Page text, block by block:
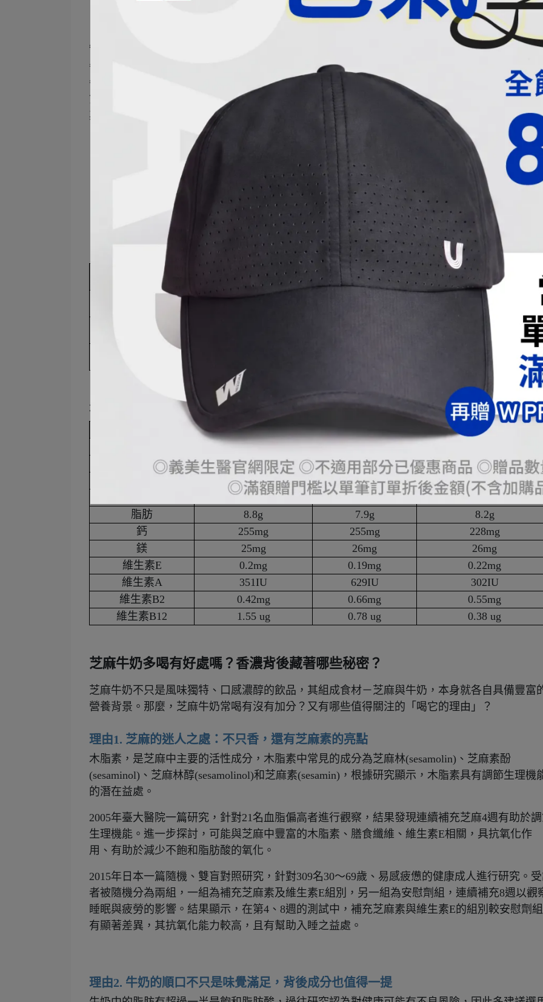
牛奶｜滑順口感背後的營養全能王
牛奶的魅力不只是濃醇滑順、好搭配，且成分組成均衡，是營養補充的理想選擇。一杯240ml的
牛奶就含有約245毫克的鈣質，早晚一杯搭配其他食物，即可達到「國人膳食營養素參考攝取
第八版中19歲以上成人的鈣質建議量，
是許多人日常補充鈣質的首選來源。除了鈣質，牛奶還
其他豐富的營養素：
蛋白質：牛奶是完全蛋白質來源，除了常見的酪蛋白、乳清蛋白外，亦含有免疫球蛋白、乳
維生素：維生素A、維生素E、維生素B2、維生素B12、葉酸
礦物質：鎂、鋅、碘、硒
根據製程不同，市面上常見的牛奶又分為鮮乳、保久乳與奶粉，雖然保存方式不同，但營養
，若考量方便性，建議可以選用保久乳或是沖泡奶粉!
定義
以生乳為原料，經加溫殺菌包裝後冷藏供飲用之乳汁
以生乳或鮮乳經高壓滅菌或高溫滅菌，以無菌包裝後供飲用之乳汁
不同乳品的營養比較一覽（以固定蛋白質 7g 為基準）
全脂牛奶
全脂奶粉
保久乳
245g 28g
155kcal 141kcal
149kcal
7.6g 7.4g
7.2g
11.8g 10.4g
12.2g
脂肪
8.8g 7.9g
8.2g
鈣
255mg 255mg
228mg
鎂
25mg 26mg
26mg
維生素E
0.2mg 0.19mg
0.22mg
維生素A
351IU 629IU
302IU
維生素B2
0.42mg 0.66mg
0.55mg
維生素B12
1.55 ug 0.78 ug 0.38 ug
芝麻牛奶多喝有好處嗎？香濃背後藏著哪些秘密？
芝麻牛奶不只是風味獨特、口感濃醇的飲品，其組成食材－芝麻與牛奶，本身就各自具備豐富
營養背景。那麼，芝麻牛奶常喝有沒有加分？又有哪些值得關注的「喝它的理由」？
理由1. 芝麻的迷人之處：不只香，還有芝麻素的亮點
木脂素，是芝麻中主要的活性成分，木脂素中常見的成分為芝麻林(sesamolin)、芝麻素酚
(sesaminol)、芝麻林醇(sesamolinol)和芝麻素(sesamin)，根據研究顯示，木脂素具有調節生理機
的潛在益處。
2005年臺大醫院一篇研究，針對21名血脂偏高者進行觀察，結果發現連續補充芝麻4週有助於
生理機能。 進一步探討，可能與芝麻中豐富的木脂素、膳食纖維、維生素E相關，具抗氧化作
用、有助於減少不飽和脂肪酸的氧化。
2015年日本一篇隨機、雙盲對照研究，針對309名30～69歲、易感疲憊的健康成人進行研究。
者被隨機分為兩組，一組為補充芝麻素及維生素E組別，另一組為安慰劑組，連續補充8週以觀
睡眠與疲勞的影響。結果顯示，在第4、8週的測試中，補充芝麻素與維生素E的組別較安慰劑組
有顯著差異，其抗氧化能力較高，且有幫助入睡之益處。
理由2. 牛奶的順口不只是味覺滿足，背後成分也值得一提